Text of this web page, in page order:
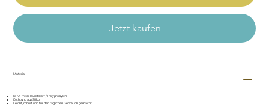
Jetzt kaufen
Material
BPA-freier Kunststoff / Polypropylen
Dichtung aus Silikon
Leicht, robust und für den täglichen Gebrauch gemacht